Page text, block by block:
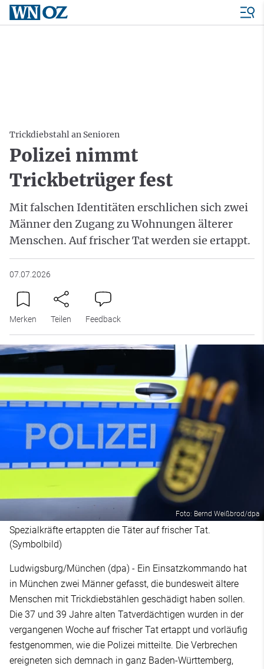
Trickdiebstahl an Senioren
Polizei nimmt
Trickbetrüger fest
Mit falschen Identitäten erschlichen sich zwei
Männer den Zugang zu Wohnungen älterer
Menschen. Auf frischer Tat werden sie ertappt.
07.07.2026
Merken Teilen Feedback
Foto: Bernd Weißbrod/dpa
Spezialkräfte ertappten die Täter auf frischer Tat.
(Symbolbild)
Ludwigsburg/München (dpa) - Ein Einsatzkommando hat
in München zwei Männer gefasst, die bundesweit ältere
Menschen mit Trickdiebstählen geschädigt haben sollen.
Die 37 und 39 Jahre alten Tatverdächtigen wurden in der
vergangenen Woche auf frischer Tat ertappt und vorläufig
festgenommen, wie die Polizei mitteilte. Die Verbrechen
ereigneten sich demnach in ganz Baden-Württemberg,